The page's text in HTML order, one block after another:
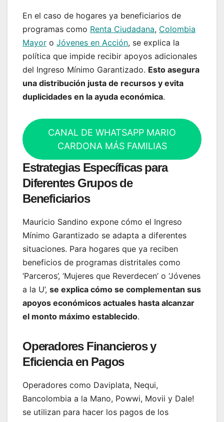
En el caso de hogares ya beneficiarios de
programas como Renta Ciudadana, Colombia
Mayor o Jóvenes en Acción, se explica la
política que impide recibir apoyos adicionales
del Ingreso Mínimo Garantizado. Esto asegura
una distribución justa de recursos y evita
duplicidades en la ayuda económica.
CANAL DE WHATSAPP MARIO
CARDONA MÁS FAMILIAS
Estrategias Específicas para
Diferentes Grupos de
Beneficiarios
Mauricio Sandino expone cómo el Ingreso
Mínimo Garantizado se adapta a diferentes
situaciones. Para hogares que ya reciben
beneficios de programas distritales como
‘Parceros’, ‘Mujeres que Reverdecen’ o ‘Jóvenes
a la U’, se explica cómo se complementan sus
apoyos económicos actuales hasta alcanzar
el monto máximo establecido.
Operadores Financieros y
Eficiencia en Pagos
Operadores como Daviplata, Nequi,
Bancolombia a la Mano, Powwi, Movii y Dale!
se utilizan para hacer los pagos de los